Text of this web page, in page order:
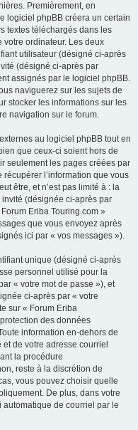
Premièrement, en
logiciel phpBB créera un certain
textes téléchargés dans les
votre ordinateur. Les deux
utilisateur (désigné ci-après
(désigné ci-après par
assignés par le logiciel phpBB.
naviguerez sur les sujets de
stocker les informations sur les
navigation sur le forum.
au logiciel phpBB tout en
que ceux-ci soient hors de
seulement les pages créées par
l’information que vous
être, et n’est pas limité à : la
(désignée ci-après par
Eriba Touring.com »
que vous envoyez après
ici par « vos messages »).
unique (désigné ci-après
personnel utilisé pour la
« votre mot de passe »), et
ci-après par « votre
sur « Forum Eriba
des données
information en-dehors de
de votre adresse courriel
la procédure
reste à la discrétion de
vous pouvez choisir quelle
De plus, dans votre
automatique de courriel par le